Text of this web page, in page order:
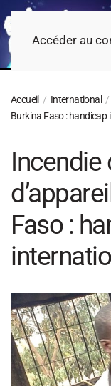
Accéder au
Accueil International
Burkina Faso : handicap
Incendie
Faso :